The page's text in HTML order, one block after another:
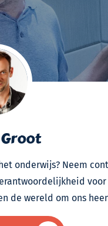
onderwijs? Neem
voor
de wereld om ons